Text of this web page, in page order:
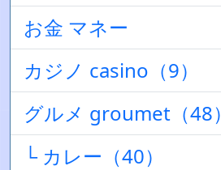
お金 マネー
カジノ casino（9）
グルメ groumet（48）
└ カレー（40）